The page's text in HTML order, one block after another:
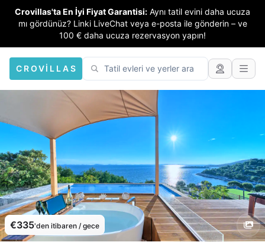
Crovillas'ta En İyi Fiyat Garantisi: Aynı tatil evini daha ucuza
mı gördünüz? Linki LiveChat veya e-posta ile gönderin – ve
100 € daha ucuza rezervasyon yapın!
CROVILLAS
€335'den itibaren / gece